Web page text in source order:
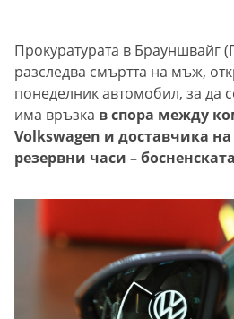
Прокуратурата в Брауншвайг
разследва смъртта на мъж,
понеделник автомобил, за да
има връзка в спора между
Volkswagen и доставчика
резервни часи –